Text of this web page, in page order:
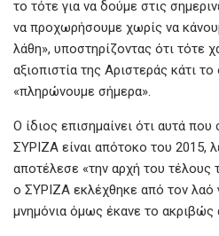
το τότε για να δούμε στις
να προχωρήσουμε χωρίς να
λάθη», υποστηρίζοντας ότι τότε
αξιοπιστία της Αριστεράς κάτι
«πληρώνουμε σήμερα».
Ο ίδιος επισημαίνει ότι αυτά
ΣΥΡΙΖΑ είναι απότοκο του 2015,
αποτέλεσε «την αρχή του
ο ΣΥΡΙΖΑ εκλέχθηκε από τον λαό
μνημόνια όμως έκανε το ακριβώς